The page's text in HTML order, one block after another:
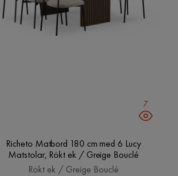
7
Richeto Matbord 180 cm med 6 Lucy
Matstolar, Rökt ek / Greige Bouclé
Rökt ek / Greige Bouclé